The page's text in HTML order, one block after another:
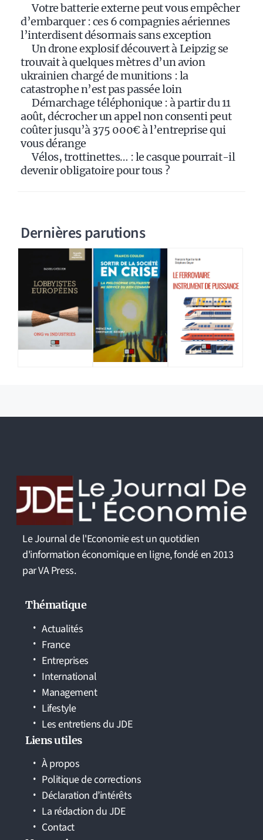
Votre batterie externe peut vous empêcher
d’embarquer : ces 6 compagnies aériennes
l’interdisent désormais sans exception
Un drone explosif découvert à Leipzig se
trouvait à quelques mètres d’un avion
ukrainien chargé de munitions : la
catastrophe n’est pas passée loin
Démarchage téléphonique : à partir du 11
août, décrocher un appel non consenti peut
coûter jusqu’à 375 000€ à l’entreprise qui
vous dérange
Vélos, trottinettes… : le casque pourrait-il
devenir obligatoire pour tous ?
Dernières parutions
Le Journal de l'Economie est un quotidien
d'information économique en ligne, fondé en 2013
par VA Press.
Thématique
Actualités
France
Entreprises
International
Management
Lifestyle
Les entretiens du JDE
Liens utiles
À propos
Politique de corrections
Déclaration d’intérêts
La rédaction du JDE
Contact